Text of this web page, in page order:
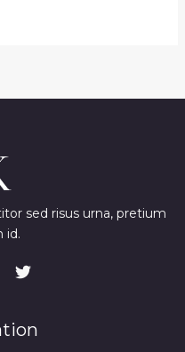
sed risus urna, pretium
id.